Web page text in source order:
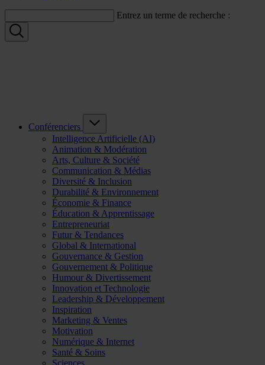
Entrez un terme de recherche :
Conférenciers
Intelligence Artificielle (AI)
Animation & Modération
Arts, Culture & Société
Communication & Médias
Diversité & Inclusion
Durabilité & Environnement
Économie & Finance
Éducation & Apprentissage
Entrepreneuriat
Futur & Tendances
Global & International
Gouvernance & Gestion
Gouvernement & Politique
Humour & Divertissement
Innovation et Technologie
Leadership & Développement
Inspiration
Marketing & Ventes
Motivation
Numérique & Internet
Santé & Soins
Sciences